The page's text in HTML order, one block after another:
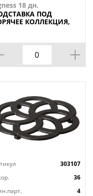
18 дн.
ПОД
КОЛЛЕКЦИЯ,
303107
36
4